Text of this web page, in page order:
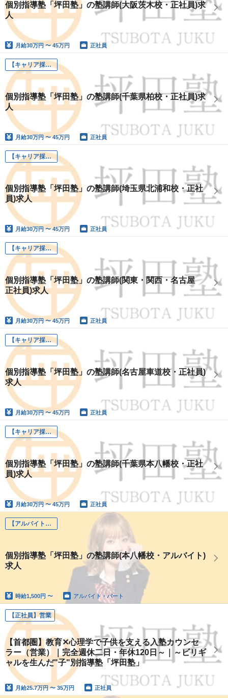
個別指導塾「坪田塾」の塾講師(大阪茨木校・正社員)求
人
月給30万円 〜 45万円 正社員
【キャリア採用】坪田塾講師
個別指導塾「坪田塾」の塾講師(千葉県柏校・正社員)求
人
月給30万円 〜 45万円 正社員
【キャリア採用】坪田塾講師
個別指導塾「坪田塾」の塾講師(埼玉県北浦和校・正社
員)求人
月給30万円 〜 45万円 正社員
【キャリア採用】坪田塾講師
個別指導塾「坪田塾」の塾講師(関東・関西・名古屋
正社員)求人
月給30万円 〜 45万円 正社員
【キャリア採用】坪田塾講師
個別指導塾「坪田塾」の塾講師(名古屋車道校・正社員)
求人
月給30万円 〜 45万円 正社員
【キャリア採用】坪田塾講師
個別指導塾「坪田塾」の塾講師(千葉県本八幡校・正社
員)求人
月給30万円 〜 45万円 正社員
【アルバイト】坪田塾講師
個別指導塾「坪田塾」の塾講師(本八幡校・アルバイト)
求人
時給1,500円 〜 アルバイト・パート
【正社員】営業
【首都圏】教育✕心理学で子供を支える入塾カウンセ
ラー（営業）｜完全週休二日・年休120日～｜～ビリギ
ャルを生んだ"子"別指導塾「坪田塾」
月給25.7万円 〜 35万円 正社員